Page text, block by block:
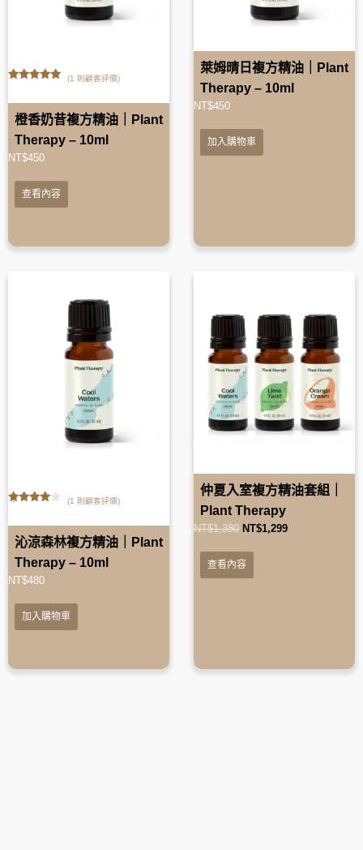
(1 則顧客評價)
橙香奶昔複方精油｜Plant
Therapy – 10ml
NT$450
查看內容
萊姆晴日複方精油｜Plant
Therapy – 10ml
NT$450
加入購物車
(1 則顧客評價)
沁涼森林複方精油｜Plant
Therapy – 10ml
NT$480
加入購物車
仲夏入室複方精油套組｜
Plant Therapy
NT$1,380 NT$1,299
查看內容